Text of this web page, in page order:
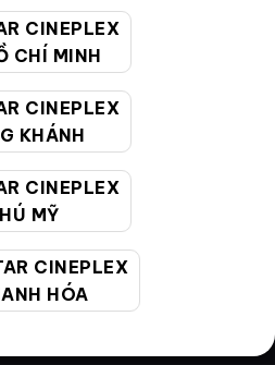
CINEPLEX
CHÍ MINH
CINEPLEX
KHÁNH
CINEPLEX
MỸ
CINEPLEX
HÓA
(Tất cả các ngày bao